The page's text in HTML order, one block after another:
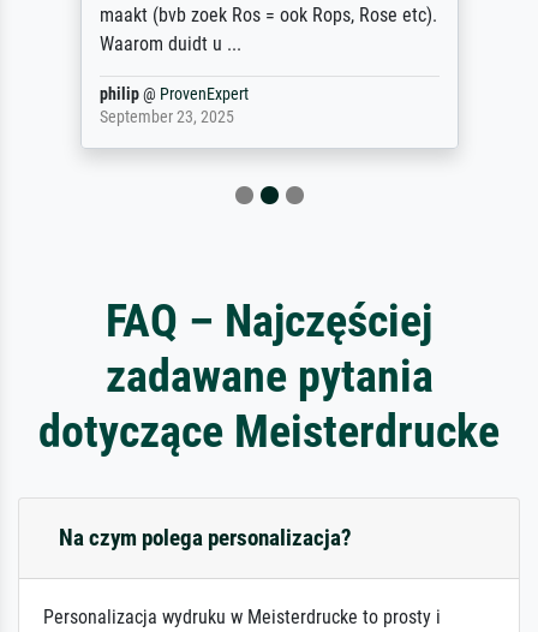
maakt (bvb zoek Ros = ook Rops, Rose etc).
Waarom duidt u ...
philip@ ProvenExpert
September 23, 2025
FAQ – Najczęściej
zadawane pytania
dotyczące Meisterdrucke
Na czym polega personalizacja?
Personalizacja wydruku w Meisterdrucke to prosty i